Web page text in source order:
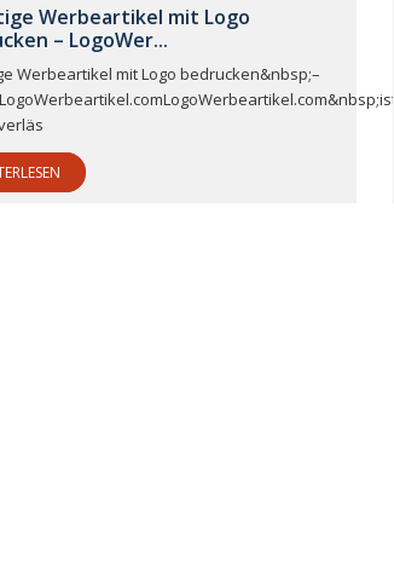
Werbeartikel mit Logo
– LogoWer...
Werbeartikel mit Logo bedrucken&nbsp;–